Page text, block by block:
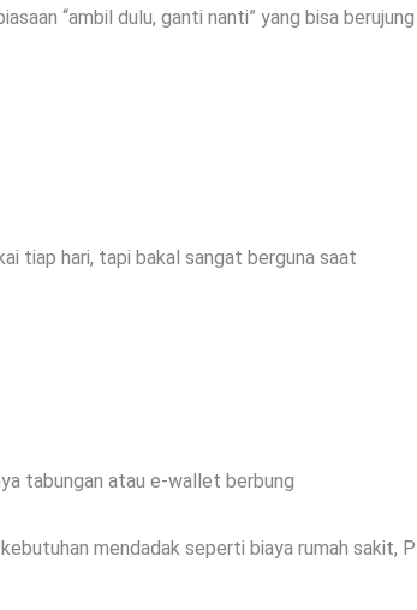
“ambil dulu, ganti nanti” yang bisa berujung
tiap hari, tapi bakal sangat berguna saat
tabungan atau e-wallet berbung
mendadak seperti biaya rumah sakit,